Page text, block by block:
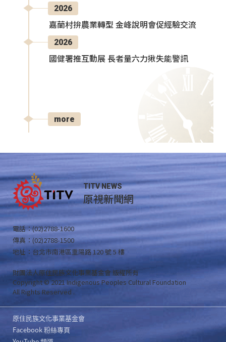
2026
嘉蘭村拚農業轉型 金峰說明會促經驗交流
2026
國健署推互動展 長者量六力揪失能警訊
more
TITV NEWS
原視新聞網
電話：(02)2788-1600
傳真：(02)2788-1500
地址：台北市南港區重陽路 120 號 5 樓
財團法人原住民族文化事業基金會 版權所有
Copyright © 2021 Indigenous Peoples Cultural Foundation
All Rights Reserved .
原住民族文化事業基金會
Facebook 粉絲專頁